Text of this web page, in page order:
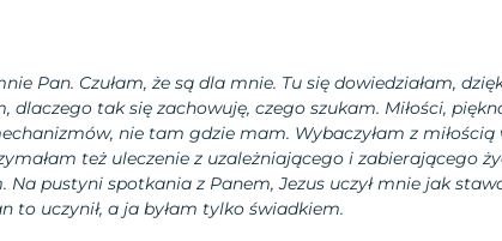
Pan. Czułam, że są dla mnie. Tu się dowiedziałam,
dlaczego tak się zachowuję, czego szukam. Miłości,
nie tam gdzie mam. Wybaczyłam z miłością
też uleczenie z uzależniającego i zabierającego
Na pustyni spotkania z Panem, Jezus uczył mnie jak
to uczynił, a ja byłam tylko świadkiem.